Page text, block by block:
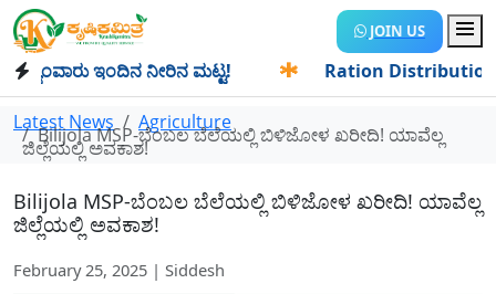
JOIN US
ಇಂದಿನ ನೀರಿನ ಮಟ್ಟ! Ration Distribution-
Latest News Agriculture
Bilijola MSP-ಬೆಂಬಲ ಬೆಲೆಯಲ್ಲಿ ಬಿಳಿಜೋಳ ಖರೀದಿ! ಯಾವೆಲ್ಲ
ಜಿಲ್ಲೆಯಲ್ಲಿ ಅವಕಾಶ!
Bilijola MSP-ಬೆಂಬಲ ಬೆಲೆಯಲ್ಲಿ ಬಿಳಿಜೋಳ ಖರೀದಿ! ಯಾವೆಲ್ಲ
ಜಿಲ್ಲೆಯಲ್ಲಿ ಅವಕಾಶ!
February 25, 2025 | Siddesh